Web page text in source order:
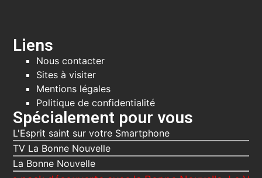
Liens
Nous contacter
Sites à visiter
Mentions légales
Politique de confidentialité
Spécialement pour vous
L'Esprit saint sur votre Smartphone
TV La Bonne Nouvelle
La Bonne Nouvelle